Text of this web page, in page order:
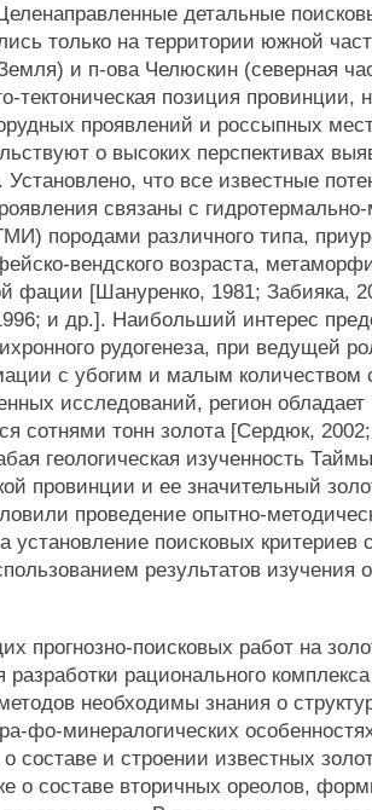
детальные
только на территории южной
и п-ова Челюскин (северная
тектоническая позиция провинции,
проявлений и россыпных
о высоких перспективах
что все известные
связаны с
породами различного типа,
вендского возраста,
фации [Шануренко, 1981; Забияка,
и др.]. Наибольший интерес
рудогенеза, при ведущей
с убогим и малым
исследований, регион
сотнями тонн золота [Сердюк,
геологическая изученность
провинции и ее значительный
проведение опытно-
установление поисковых критериев
результатов изучения
прогнозно-поисковых работ на
разработки рационального
необходимы знания о
фо-минералогических
составе и строении известных
о составе вторичных ореолов,